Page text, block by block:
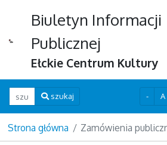
Biuletyn Informacji
Publicznej
Ełckie Centrum Kultury
Wpisz szukaną frazę
szukaj - A
Strona główna Zamówienia